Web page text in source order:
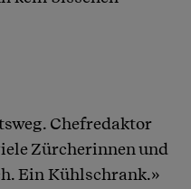
Chefredaktor
Zürcherinnen und
Ein Kühlschrank.»